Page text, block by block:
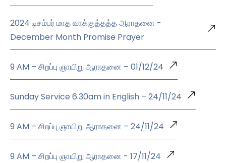
2024 டிசம்பர் மாத வாக்குத்தத்த ஆராதனை -
December Month Promise Prayer
9 AM – சிறப்பு ஞாயிறு ஆராதனை – 01/12/24
Sunday Service 6.30am in English – 24/11/24
9 AM – சிறப்பு ஞாயிறு ஆராதனை – 24/11/24
9 AM – சிறப்பு ஞாயிறு ஆராதனை - 17/11/24